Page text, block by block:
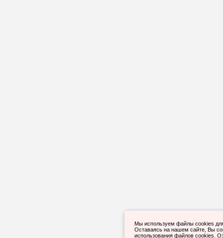
Мы используем файлы cookies
Оставаясь на нашем сайте, Вы
использования файлов cookies.